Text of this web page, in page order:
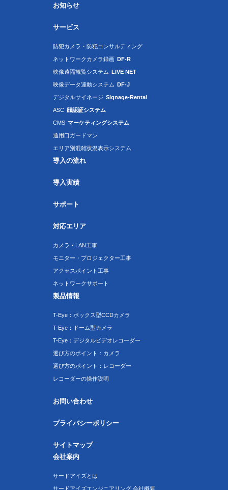
お知らせ
サービス
防犯カメラ・防犯コンサルティング
ネットワークカメラ録画 DF-R
映像遠隔観覧システム LIVE NET
映像データ連動システム DF-J
デジタルサイネージ Signage-Rental
ASC 顔認証システム
CMS マーケティングシステム
通用口ガードマン
エリア別混雑状況表示システム
導入の流れ
導入実績
サポート
対応エリア
カメラ・LAN工事
モニター・プロジェクター工事
アクセスポイント工事
ネットワークサポート
製品情報
T-Eye：ボックス型CCDカメラ
T-Eye：ドーム型カメラ
T-Eye：デジタルビデオレコーダー
選び方のポイント：カメラ
選び方のポイント：レコーダー
レコーダーの操作説明
お問い合わせ
プライバシーポリシー
サイトマップ
会社案内
サードアイズとは
サードアイズエンジニアリング 会社概要